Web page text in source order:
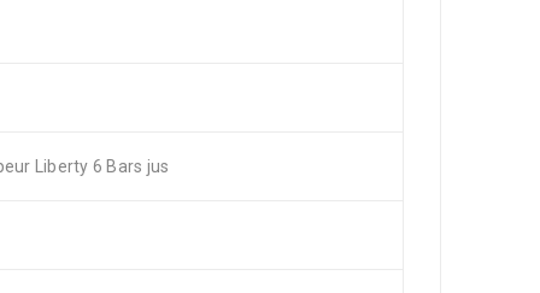
Liberty 6 Bars jus